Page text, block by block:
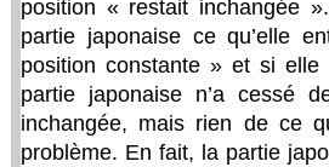
position « restait inchangée
partie japonaise ce qu’elle
position constante » et si elle
partie japonaise n’a cessé
inchangée, mais rien de ce
problème. En fait, la partie